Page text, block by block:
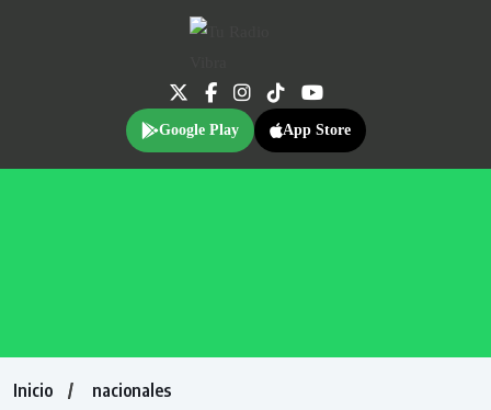
Google Play App Store
Inicio
nacionales